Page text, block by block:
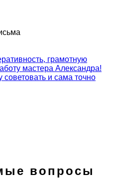
грамотную
мастера Александра!
и сама точно
вопросы